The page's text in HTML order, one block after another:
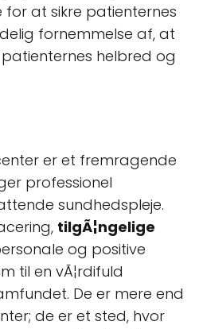
for at sikre patienternes
fornemmelse af, at
helbred og
er et fremragende
professionel
sundhedspleje.
tilgÃ¦ngelige
og positive
til en vÃ¦rdifuld
De er mere end
de er et sted, hvor